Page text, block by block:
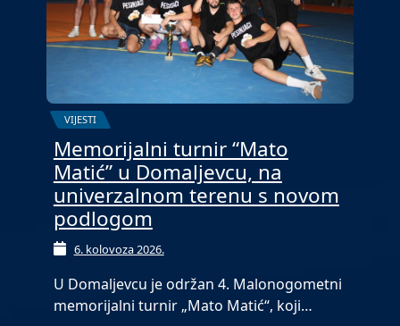
VIJESTI
Memorijalni turnir “Mato
Matić” u Domaljevcu, na
univerzalnom terenu s novom
podlogom
6. kolovoza 2026.
U Domaljevcu je održan 4. Malonogometni
memorijalni turnir „Mato Matić“, koji…